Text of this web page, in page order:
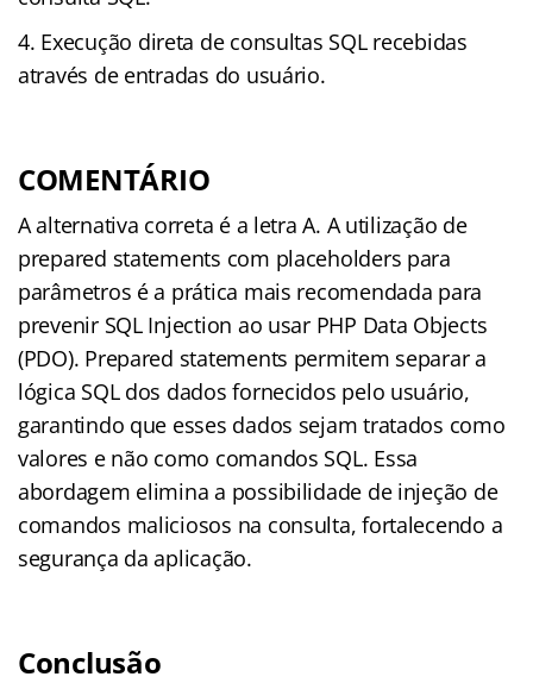
Execução direta de consultas SQL recebidas
através de entradas do usuário.
COMENTÁRIO
A alternativa correta é a letra A. A utilização de
prepared statements com placeholders para
parâmetros é a prática mais recomendada para
prevenir SQL Injection ao usar PHP Data Objects
(PDO). Prepared statements permitem separar a
lógica SQL dos dados fornecidos pelo usuário,
garantindo que esses dados sejam tratados como
valores e não como comandos SQL. Essa
abordagem elimina a possibilidade de injeção de
comandos maliciosos na consulta, fortalecendo a
segurança da aplicação.
Conclusão